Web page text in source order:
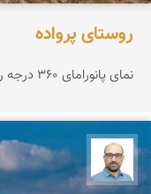
روستای پرواده
نمای پانورامای ۳۶۰ درجه روستای پرواده، خراسان جنوبی
بابک ارجمندی